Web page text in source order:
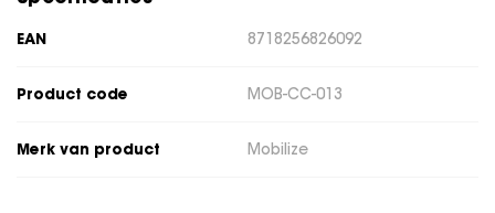
EAN 8718256826092
Product code MOB-CC-013
Merk van product Mobilize